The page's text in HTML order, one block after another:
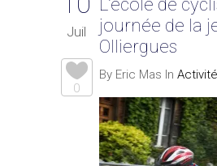
Juil
0
L’école de
journée de la
Olliergues
By Eric Mas In